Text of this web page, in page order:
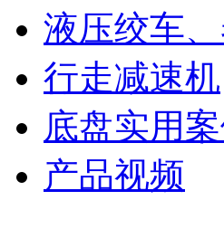
液压绞车
行走减速机
底盘实用案
产品视频